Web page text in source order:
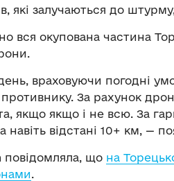
які залучаються до
вся окупована частина
враховуючи погодні
За рахунок
якщо якщо і не всю. За
навіть відстані 10+ км, —
що на
.